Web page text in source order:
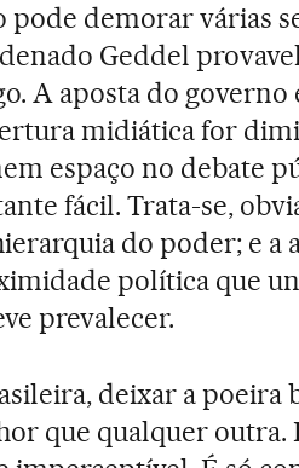
pode demorar várias
Geddel
A aposta do governo
midiática for
espaço no debate
fácil. Trata-se,
do poder; e a
política que
prevalecer.
deixar a poeira
que qualquer outra.